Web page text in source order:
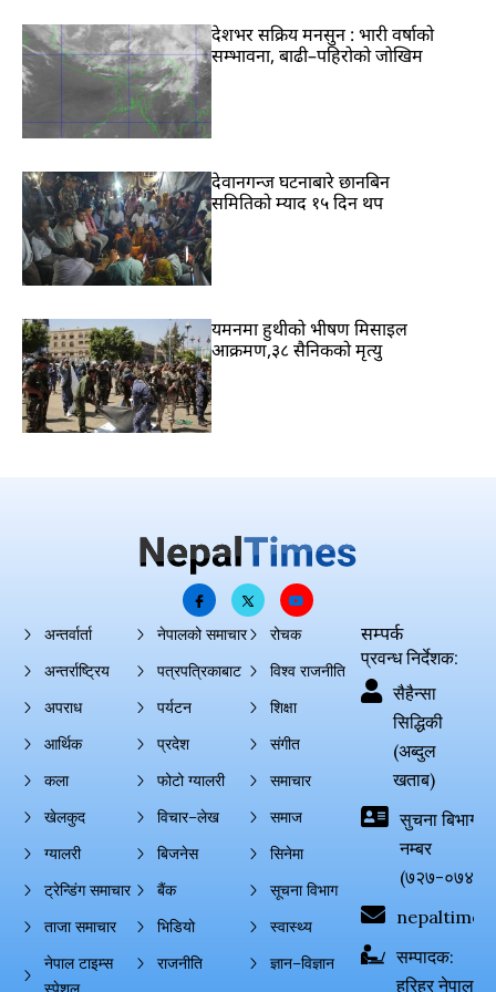
देशभर सक्रिय मनसुन : भारी वर्षाको
सम्भावना, बाढी–पहिरोको जोखिम
देवानगन्ज घटनाबारे छानबिन
समितिको म्याद १५ दिन थप
यमनमा हुथीको भीषण मिसाइल
आक्रमण,३८ सैनिकको मृत्यु
अन्तर्वार्ता
अन्तर्राष्ट्रिय
अपराध
आर्थिक
कला
खेलकुद
ग्यालरी
ट्रेन्डिंग समाचार
ताजा समाचार
नेपाल टाइम्स
नेपालको समाचार
पत्रपत्रिकाबाट
पर्यटन
प्रदेश
फोटो ग्यालरी
विचार–लेख
बिजनेस
बैंक
भिडियो
राजनीति
रोचक
विश्व राजनीति
शिक्षा
संगीत
समाचार
समाज
सिनेमा
सूचना विभाग
स्वास्थ्य
ज्ञान–विज्ञान
सम्पर्क
प्रवन्ध निर्देशक:
सैहैन्सा
सिद्धिकी
(अब्दुल
खताब)
सुचना बिभाग
नम्बर
(७२७-०७४-
सम्पादक:
हरिहर नेपाल